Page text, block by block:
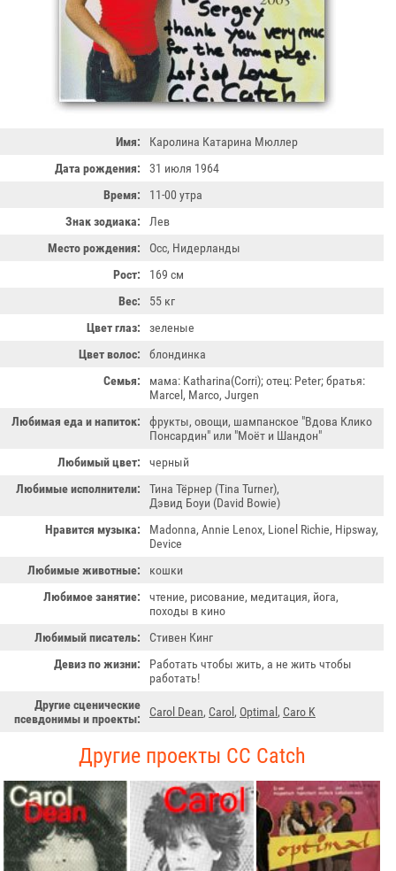
Имя:
Каролина Катарина Мюллер
Дата рождения:
31 июля 1964
Время:
11-00 утра
Знак зодиака:
Лев
Место рождения:
Осс, Нидерланды
Рост:
169 см
Вес:
55 кг
Цвет глаз:
зеленые
Цвет волос:
блондинка
Семья:
мама: Katharina(Corri); отец: Peter; братья:
Marcel, Marco, Jurgen
Любимая еда и напиток:
фрукты, овощи, шампанское "Вдова Клико
Понсардин" или "Моёт и Шандон"
Любимый цвет:
черный
Любимые исполнители:
Тина Тёрнер (Tina Turner),
Дэвид Боуи (David Bowie)
Нравится музыка:
Madonna, Annie Lenox, Lionel Richie, Hipsway,
Device
Любимые животные:
кошки
Любимое занятие:
чтение, рисование, медитация, йога,
походы в кино
Любимый писатель:
Стивен Кинг
Девиз по жизни:
Работать чтобы жить, а не жить чтобы
работать!
Другие сценические
псевдонимы и проекты:
Carol Dean, Carol , Optimal , Caro K
Другие проекты CC Catch